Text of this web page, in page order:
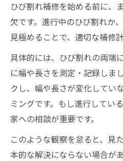
ひび割れ補修を始める前に、
欠です。進行中のひび割れか
見極めることで、適切な補修
具体的には、ひび割れの両端
に幅や長さを測定・記録しま
クし、幅や長さが変化してい
ミングです。もし進行してい
家への相談が重要です。
このような観察を怠ると、見
本的な解決にならない場合が